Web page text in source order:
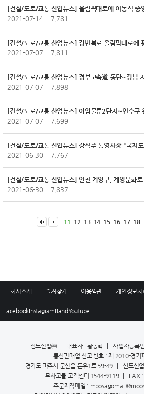
2021-07-14
7,781
2021-07-07
7,811
[건설/도로/교통 산업뉴스] 경부고속道 동탄~강남
2021-07-07
7,898
[건설/도로/교통 산업뉴스] 아암물류2단지∼연수구
2021-07-07
7,699
2021-06-30
7,767
2021-06-30
7,837
11 12 13 14 15 16 17 18
회사소개 즐겨찾기 이용약관 개인정보처
FacebookInstagramBandYoutube
신도산업㈜ 대표자 : 황동혁
사업자등록
통신판매업 신고 번호 : 제 2010-경기
경기도 파주시 문산읍 돈유1로 59-49
신도산
무사고몰 고객센터 1544-9119
FAX
주문제작메일 :